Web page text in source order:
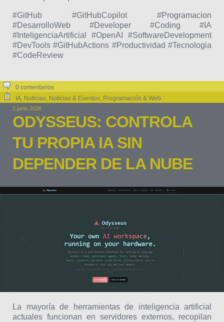
#GitHub #GitHubCopilot #Programacion
#DesarrolloWeb #Developer #Coding #IA
#InteligenciaArtificial #OpenAI #SoftwareDevelopment
#DevTools #GitHubActions #Productividad #Tecnologia
#CodeReview
0 comentarios
IA, Noticias, Noticias & Eventos, Programación & Web
2 junio 2026
ODYSSEUS: CONTROLA
TU PROPIA IA SIN
DEPENDER DE LA NUBE
La mayoría de herramientas de inteligencia artificial
actuales funcionan en servidores externos, recopilan